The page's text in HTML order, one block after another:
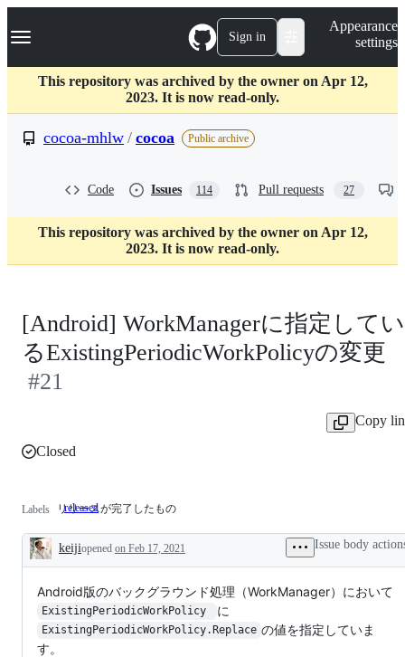
k
p
c
Navigation Menu Sign in
Appearance
settings
This repository was archived by the owner on Apr 12,
2023. It is now read-only.
cocoa-mhlw / cocoa Public archive
Code Issues 114 Pull requests 27
This repository was archived by the owner on Apr 12,
2023. It is now read-only.
[Android] WorkManagerに指定してい
るExistingPeriodicWorkPolicyの変更
#21
Copy
Closed
Labels released リ
ス
が
了
し
た
リリースが完了したもの
Description
keijiopened on Feb 17, 2021 Issue body
Android版のバックグラウンド処理（WorkManager）において
ExistingPeriodicWorkPolicy に
ExistingPeriodicWorkPolicy.Replace の値を指定していま
す。